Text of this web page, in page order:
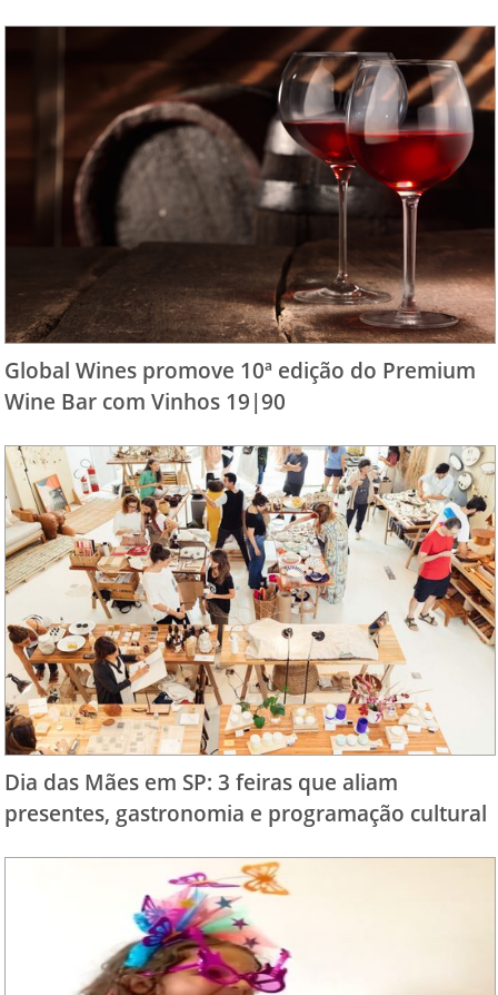
Global Wines promove 10ª edição do Premium
Wine Bar com Vinhos 19|90
Dia das Mães em SP: 3 feiras que aliam
presentes, gastronomia e programação cultural